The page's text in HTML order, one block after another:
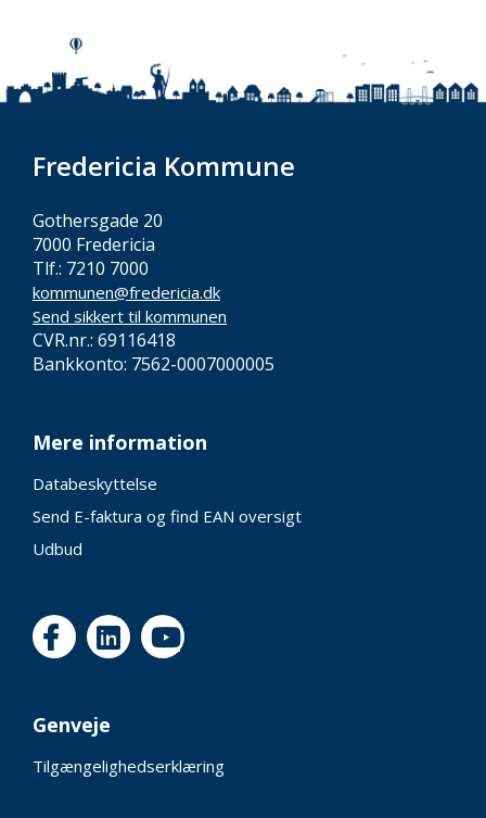
Fredericia Kommune
Gothersgade 20
7000 Fredericia
Tlf.: 7210 7000
kommunen@fredericia.dk
Send sikkert til kommunen
CVR.nr.: 69116418
Bankkonto: 7562-0007000005
Mere information
Databeskyttelse
Send E-faktura og find EAN oversigt
Udbud
Genveje
Tilgængelighedserklæring